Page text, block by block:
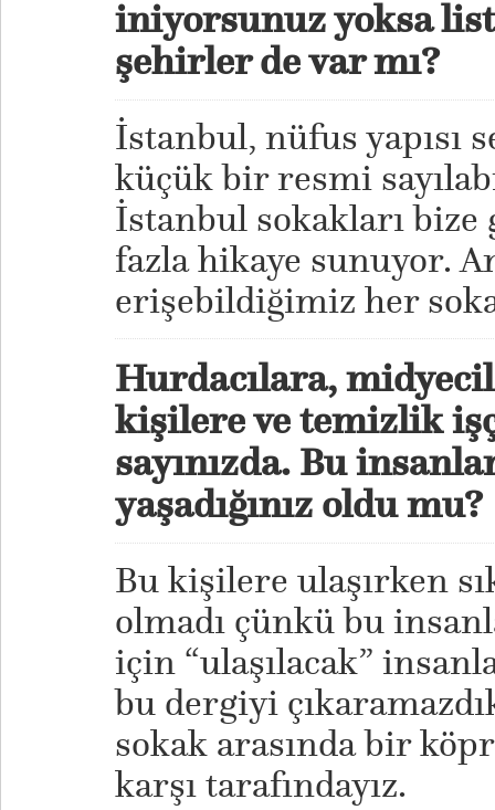
iniyorsunuz yoksa
şehirler de var mı?
İstanbul, nüfus yapısı
küçük bir resmi
İstanbul sokakları bize
fazla hikaye sunuyor.
erişebildiğimiz her
Hurdacılara,
kişilere ve temizlik
sayınızda. Bu
yaşadığınız oldu mu?
Bu kişilere ulaşırken
olmadı çünkü bu
için “ulaşılacak”
bu dergiyi
sokak arasında bir
karşı tarafındayız.